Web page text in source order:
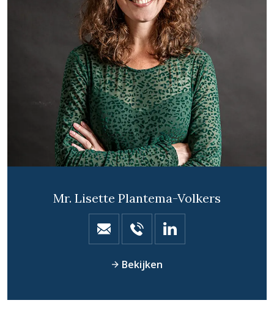
Mr. Lisette Plantema-Volkers
Bekijken